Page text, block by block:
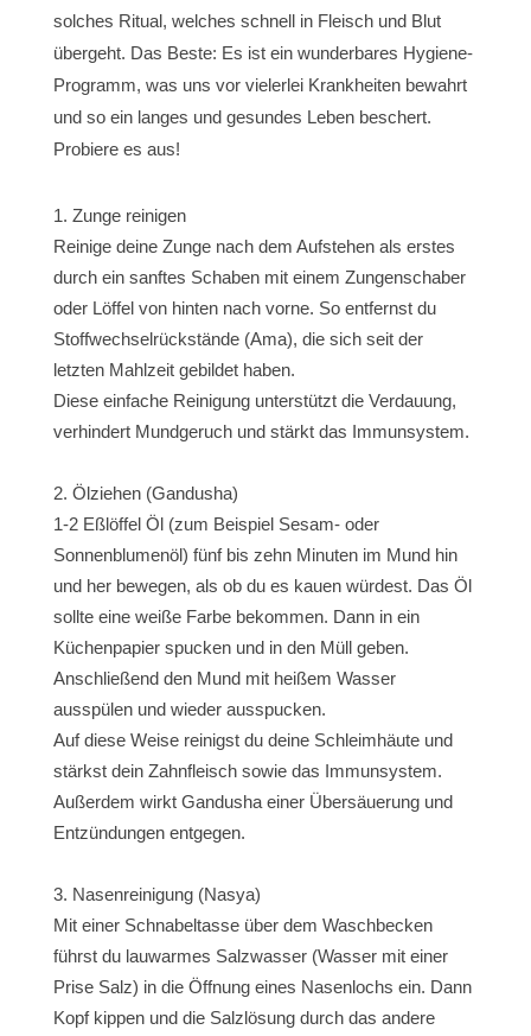
solches Ritual, welches schnell in Fleisch und Blut
übergeht. Das Beste: Es ist ein wunderbares Hygiene-
Programm, was uns vor vielerlei Krankheiten bewahrt
und so ein langes und gesundes Leben beschert.
Probiere es aus!
Zunge reinigen
Reinige deine Zunge nach dem Aufstehen als erstes
durch ein sanftes Schaben mit einem Zungenschaber
oder Löffel von hinten nach vorne. So entfernst du
Stoffwechselrückstände (Ama), die sich seit der
letzten Mahlzeit gebildet haben.
Diese einfache Reinigung unterstützt die Verdauung,
verhindert Mundgeruch und stärkt das Immunsystem.
Ölziehen (Gandusha)
1-2 Eßlöffel Öl (zum Beispiel Sesam- oder
Sonnenblumenöl) fünf bis zehn Minuten im Mund hin
und her bewegen, als ob du es kauen würdest. Das Öl
sollte eine weiße Farbe bekommen. Dann in ein
Küchenpapier spucken und in den Müll geben.
Anschließend den Mund mit heißem Wasser
ausspülen und wieder ausspucken.
Auf diese Weise reinigst du deine Schleimhäute und
stärkst dein Zahnfleisch sowie das Immunsystem.
Außerdem wirkt Gandusha einer Übersäuerung und
Entzündungen entgegen.
Nasenreinigung (Nasya)
Mit einer Schnabeltasse über dem Waschbecken
führst du lauwarmes Salzwasser (Wasser mit einer
Prise Salz) in die Öffnung eines Nasenlochs ein. Dann
Kopf kippen und die Salzlösung durch das andere